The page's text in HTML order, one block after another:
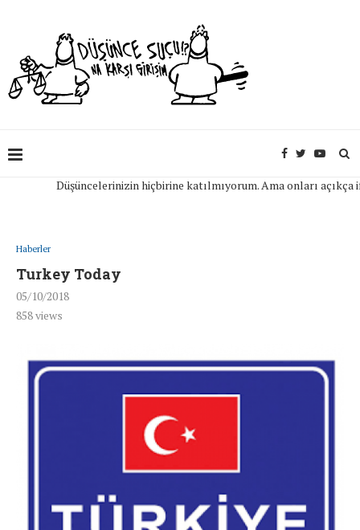
Düşüncelerinizin hiçbirine katılmıyorum. Ama onları açıkça
Haberler
Turkey Today
05/10/2018
858views